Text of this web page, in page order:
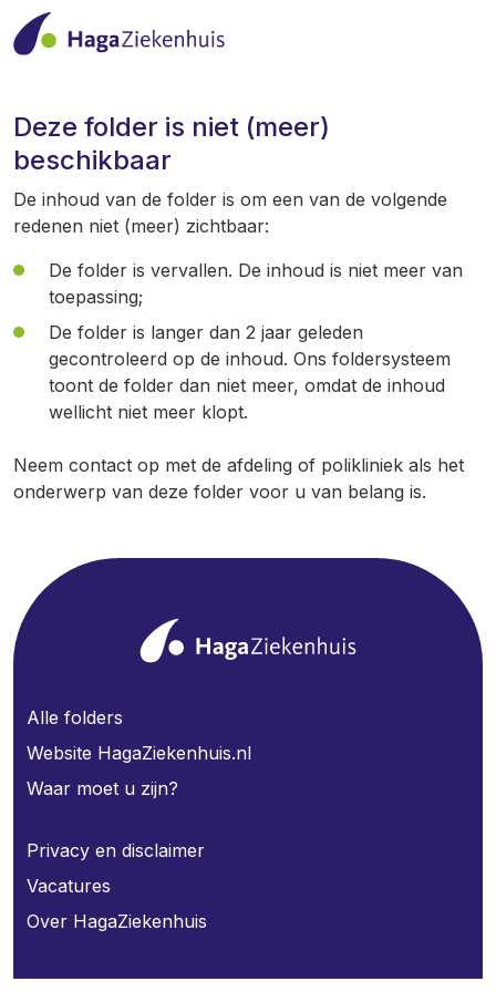
Deze folder is niet (meer)
beschikbaar
De inhoud van de folder is om een van de volgende
redenen niet (meer) zichtbaar:
De folder is vervallen. De inhoud is niet meer van
toepassing;
De folder is langer dan 2 jaar geleden
gecontroleerd op de inhoud. Ons foldersysteem
toont de folder dan niet meer, omdat de inhoud
wellicht niet meer klopt.
Neem contact op met de afdeling of polikliniek als het
onderwerp van deze folder voor u van belang is.
Alle folders
Website HagaZiekenhuis.nl
Waar moet u zijn?
Privacy en disclaimer
Vacatures
Over HagaZiekenhuis